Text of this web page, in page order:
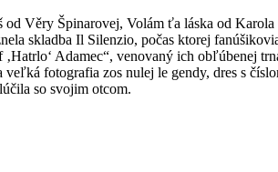
od Věry Špinarovej, Volám ťa láska od
skladba Il Silenzio, počas ktorej
‚Hatrlo‘ Adamec“, venovaný ich obľúbenej
fotografia zos nulej le gendy, dres s
so svojim otcom.